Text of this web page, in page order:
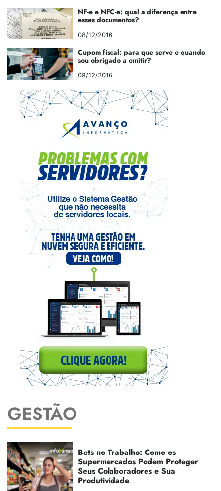
NF-e e NFC-e: qual a diferença entre
esses documentos?
08/12/2016
Cupom fiscal: para que serve e quando
sou obrigado a emitir?
08/12/2016
GESTÃO
Bets no Trabalho: Como os
Supermercados Podem Proteger
Seus Colaboradores e Sua
Produtividade